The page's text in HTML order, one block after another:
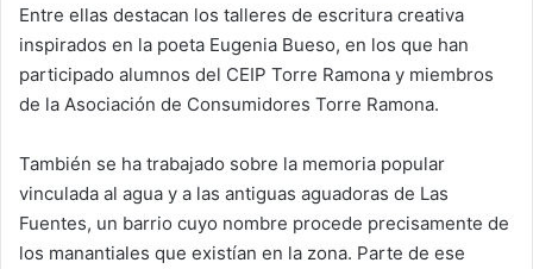
Entre ellas destacan los talleres de escritura creativa
inspirados en la poeta Eugenia Bueso, en los que han
participado alumnos del CEIP Torre Ramona y miembros
de la Asociación de Consumidores Torre Ramona.
También se ha trabajado sobre la memoria popular
vinculada al agua y a las antiguas aguadoras de Las
Fuentes, un barrio cuyo nombre procede precisamente de
los manantiales que existían en la zona. Parte de ese